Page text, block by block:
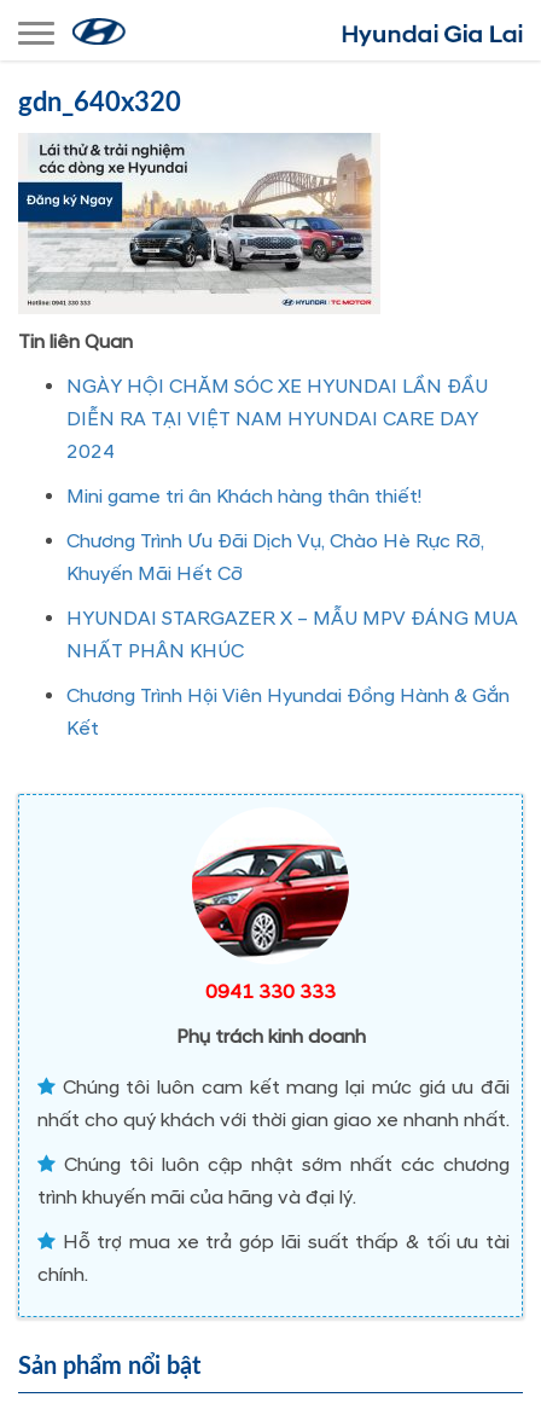
Toggle navigation
gdn_640x320
Tin liên Quan
NGÀY HỘI CHĂM SÓC XE HYUNDAI LẦN ĐẦU
DIỄN RA TẠI VIỆT NAM HYUNDAI CARE DAY
2024
Mini game tri ân Khách hàng thân thiết!
Chương Trình Ưu Đãi Dịch Vụ, Chào Hè Rực Rỡ,
Khuyến Mãi Hết Cỡ
HYUNDAI STARGAZER X – MẪU MPV ĐÁNG MUA
NHẤT PHÂN KHÚC
Chương Trình Hội Viên Hyundai Đồng Hành & Gắn
Kết
0941 330 333
Phụ trách kinh doanh
Chúng tôi luôn cam kết mang lại mức giá ưu đãi
nhất cho quý khách với thời gian giao xe nhanh nhất.
Chúng tôi luôn cập nhật sớm nhất các chương
trình khuyến mãi của hãng và đại lý.
Hỗ trợ mua xe trả góp lãi suất thấp & tối ưu tài
chính.
Sản phẩm nổi bật